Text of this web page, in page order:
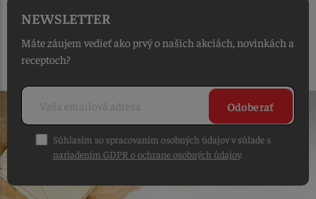
NEWSLETTER
Máte záujem vedieť ako prvý o našich akciách, novinkách a
receptoch?
Odoberať
Súhlasím so spracovaním osobných údajov v súlade s
nariadením GDPR o ochrane osobných údajov.